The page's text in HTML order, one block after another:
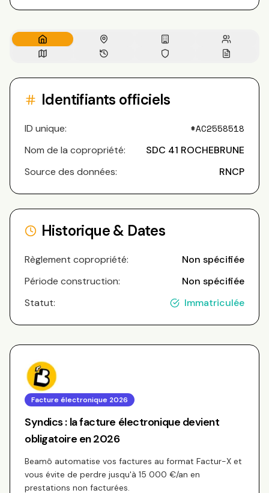
Identifiants officiels
ID unique: #AC2558518
Nom de la copropriété:
SDC 41 ROCHEBRUNE
Source des données:
RNCP
Historique & Dates
Règlement copropriété:
Non spécifiée
Période construction:
Non spécifiée
Statut:
Immatriculée
Facture électronique 2026
Syndics : la facture électronique devient
obligatoire en 2026
Beamô automatise vos factures au format Factur-X et
vous évite de perdre jusqu'à 15 000 €/an en
prestations non facturées.